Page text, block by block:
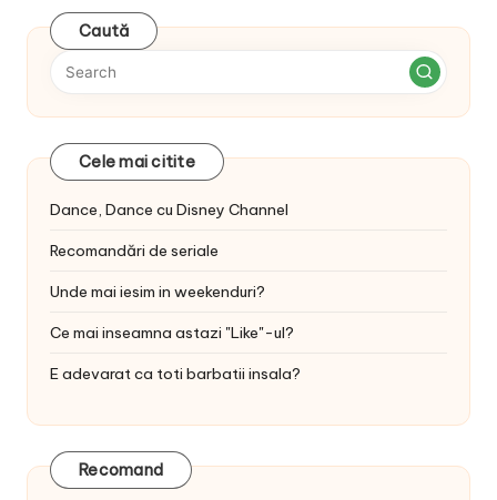
Caută
Cele mai citite
Dance, Dance cu Disney Channel
Recomandări de seriale
Unde mai iesim in weekenduri?
Ce mai inseamna astazi "Like"-ul?
E adevarat ca toti barbatii insala?
Recomand